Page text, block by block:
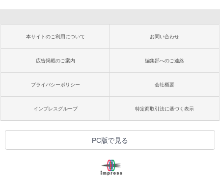
本サイトのご利用について お問い合わせ
広告掲載のご案内 編集部へのご連絡
プライバシーポリシー 会社概要
インプレスグループ 特定商取引法に基づく表示
PC版で見る